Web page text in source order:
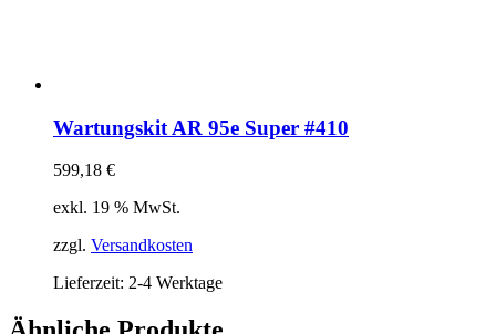
Wartungskit AR 95e Super #410
599,18 €
exkl. 19 % MwSt.
zzgl. Versandkosten
Lieferzeit: 2-4 Werktage